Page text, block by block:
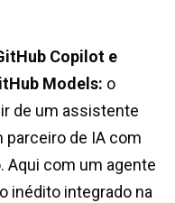
Copilot e
Models: o
de um assistente
parceiro de IA com
Aqui com um agente
inédito integrado na